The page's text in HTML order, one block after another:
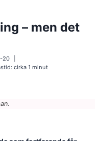
– men det
20
cirka1minut